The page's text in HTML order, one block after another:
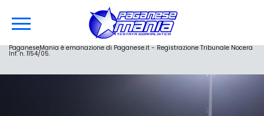
PaganeseMania è emanazione di Paganese.it - Registrazione Tribunale Nocera
Inf. n. 1154/05.